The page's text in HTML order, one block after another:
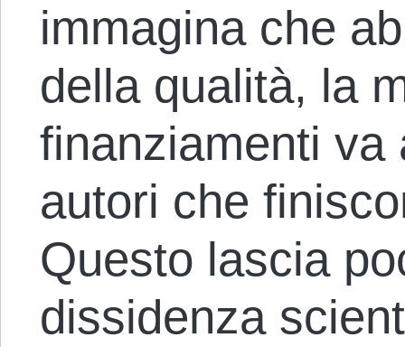
immagina che
della qualità, la
finanziamenti va
autori che
Questo lascia
dissidenza